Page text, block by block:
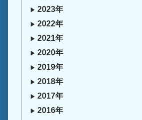
2023年
2022年
2021年
2020年
2019年
2018年
2017年
2016年